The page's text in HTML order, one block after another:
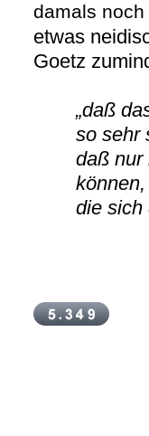
damals
etwas
Goetz
„daß
so sehr
daß nur
können,
die sich